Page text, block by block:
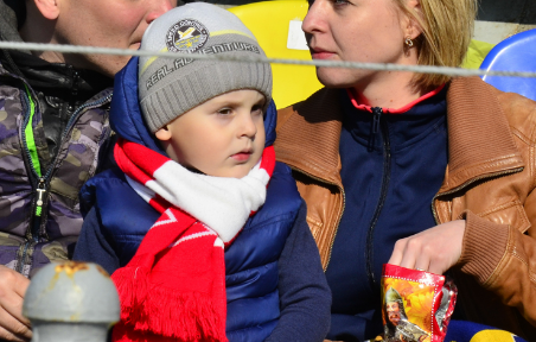
Видео Фанату Стадионы О футболе КБ Форум
>ФК Спартак Сезон 2016/2017>Ростов - Спартак 3:0
посетители нашего сайта!
почтумы обязательно разместим их в этом разделе.